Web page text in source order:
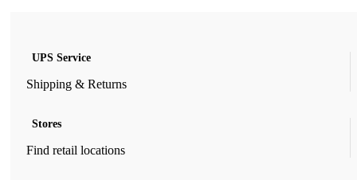
UPS Service
Shipping & Returns
Stores
Find retail locations